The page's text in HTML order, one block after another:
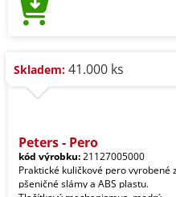
Skladem: 41.000 ks
Peters - Pero
kód výrobku:21127005000
Praktické kuličkové pero vyrobené
pšeničné slámy a ABS plastu.